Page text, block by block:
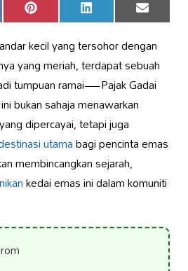
Share
on
Pinterest Share
on
LinkedIn Share
on
Email
kecil yang tersohor dengan
yang meriah, terdapat sebuah
tumpuan ramai—Pajak Gadai
bukan sahaja menawarkan
yang dipercayai, tetapi juga
utamabagi pencinta emas
membincangkan sejarah,
kedai emas ini dalam komuniti